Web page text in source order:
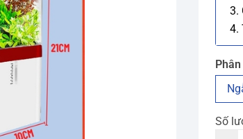
3.
4.
Số